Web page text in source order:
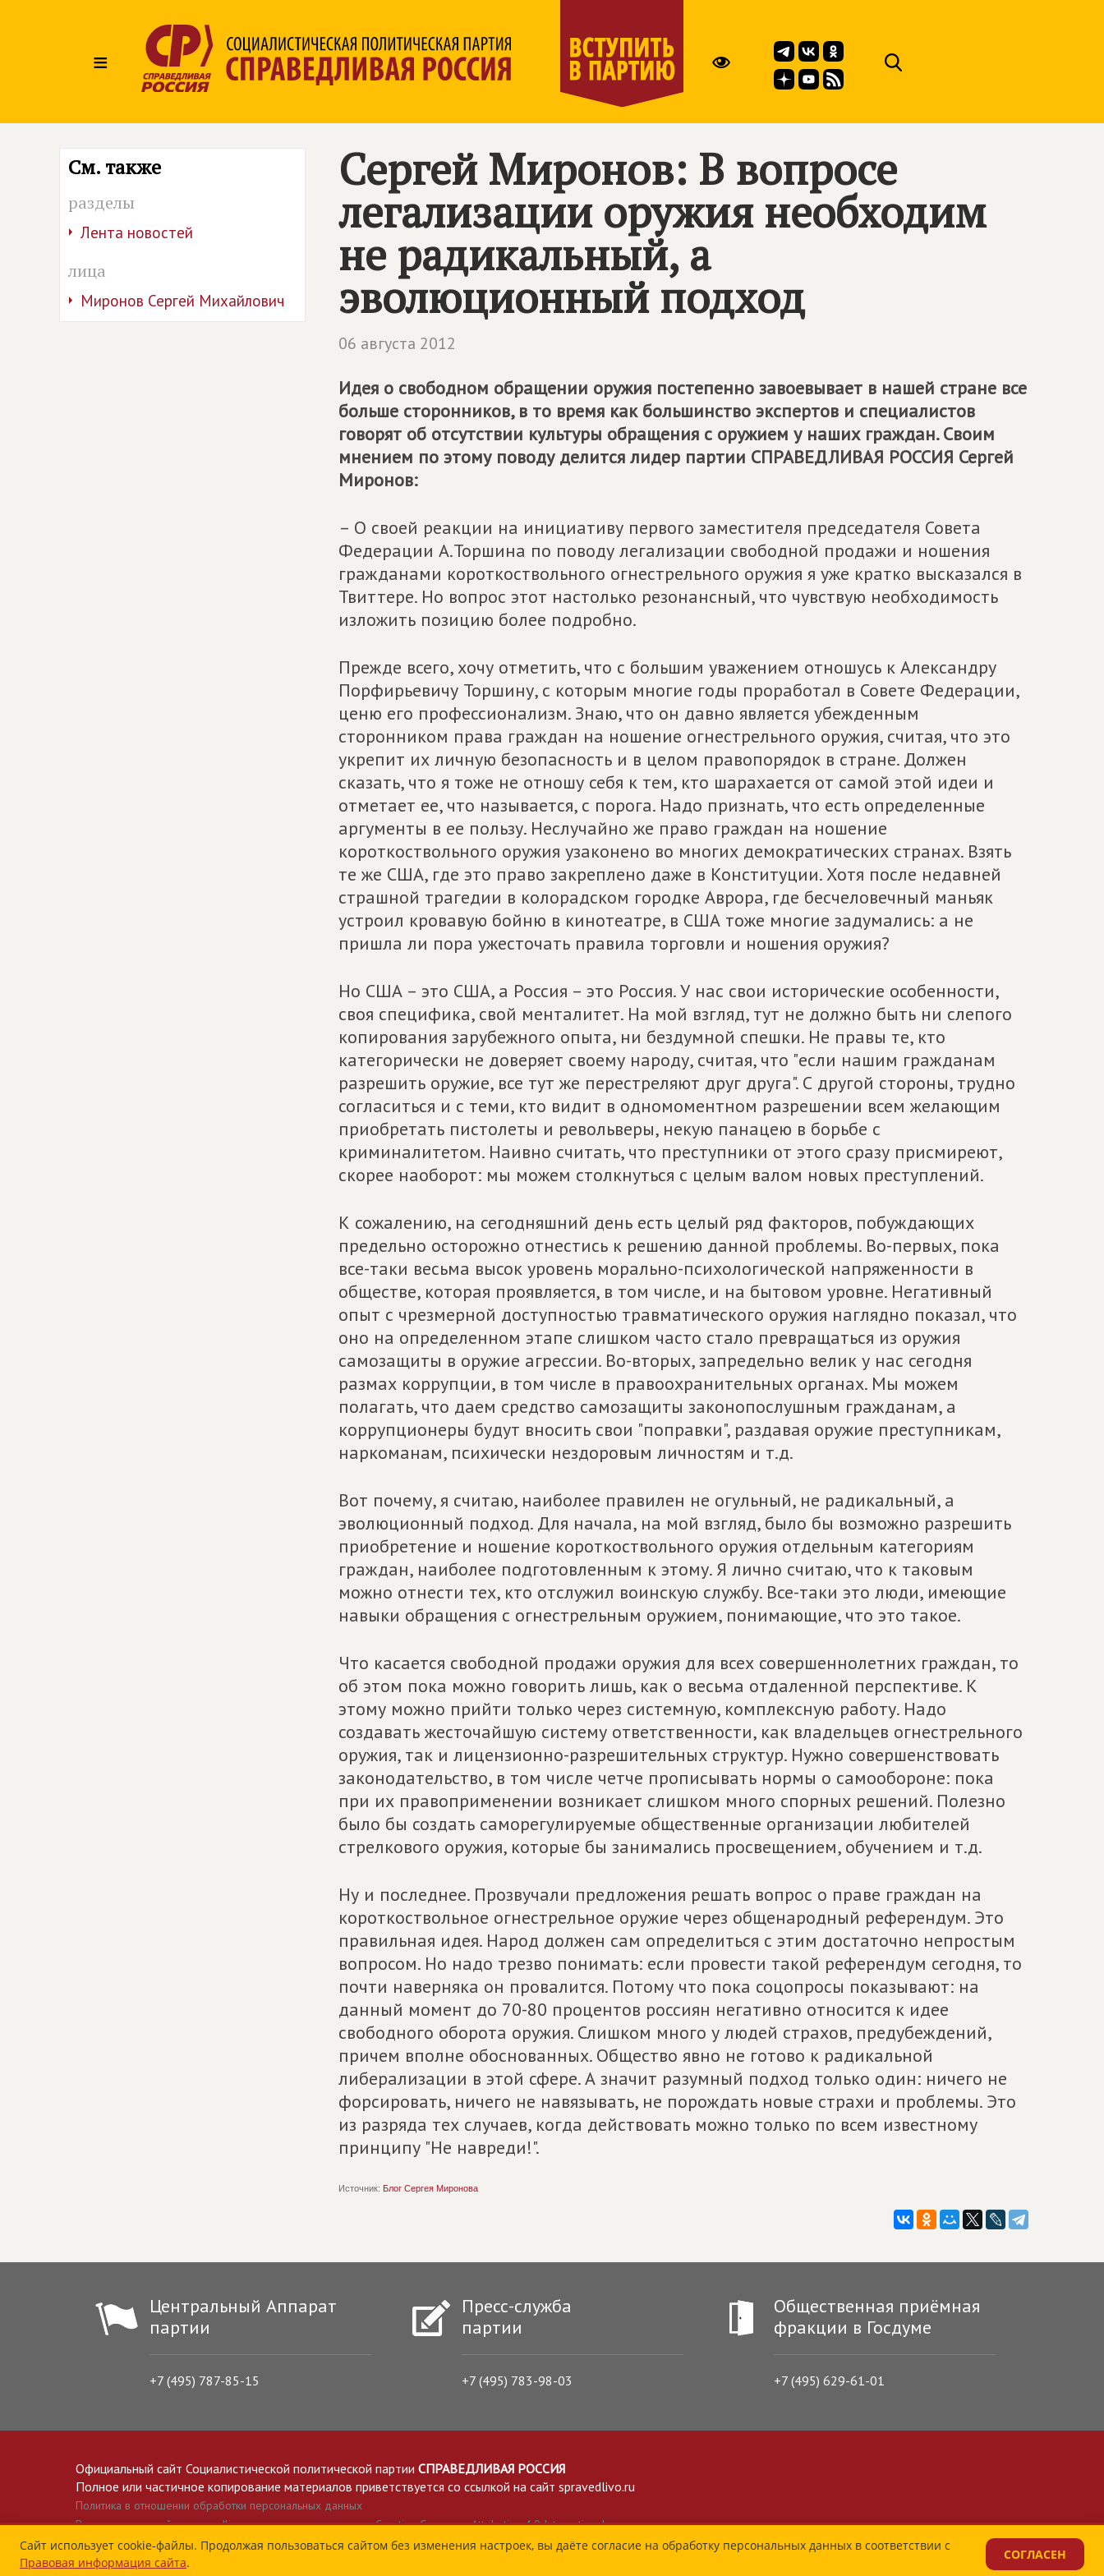
≡
См. также
разделы
Лента новостей
лица
Миронов Сергей Михайлович
Сергей Миронов: В вопросе
легализации оружия необходим
не радикальный, а
эволюционный подход
06 августа 2012
Идея о свободном обращении оружия постепенно завоевывает в нашей стране все
больше сторонников, в то время как большинство экспертов и специалистов
говорят об отсутствии культуры обращения с оружием у наших граждан. Своим
мнением по этому поводу делится лидер партии СПРАВЕДЛИВАЯ РОССИЯ Сергей
Миронов:
– О своей реакции на инициативу первого заместителя председателя Совета
Федерации А.Торшина по поводу легализации свободной продажи и ношения
гражданами короткоствольного огнестрельного оружия я уже кратко высказался в
Твиттере. Но вопрос этот настолько резонансный, что чувствую необходимость
изложить позицию более подробно.
Прежде всего, хочу отметить, что с большим уважением отношусь к Александру
Порфирьевичу Торшину, с которым многие годы проработал в Совете Федерации,
ценю его профессионализм. Знаю, что он давно является убежденным
сторонником права граждан на ношение огнестрельного оружия, считая, что это
укрепит их личную безопасность и в целом правопорядок в стране. Должен
сказать, что я тоже не отношу себя к тем, кто шарахается от самой этой идеи и
отметает ее, что называется, с порога. Надо признать, что есть определенные
аргументы в ее пользу. Неслучайно же право граждан на ношение
короткоствольного оружия узаконено во многих демократических странах. Взять
те же США, где это право закреплено даже в Конституции. Хотя после недавней
страшной трагедии в колорадском городке Аврора, где бесчеловечный маньяк
устроил кровавую бойню в кинотеатре, в США тоже многие задумались: а не
пришла ли пора ужесточать правила торговли и ношения оружия?
Но США – это США, а Россия – это Россия. У нас свои исторические особенности,
своя специфика, свой менталитет. На мой взгляд, тут не должно быть ни слепого
копирования зарубежного опыта, ни бездумной спешки. Не правы те, кто
категорически не доверяет своему народу, считая, что "если нашим гражданам
разрешить оружие, все тут же перестреляют друг друга". С другой стороны, трудно
согласиться и с теми, кто видит в одномоментном разрешении всем желающим
приобретать пистолеты и револьверы, некую панацею в борьбе с
криминалитетом. Наивно считать, что преступники от этого сразу присмиреют,
скорее наоборот: мы можем столкнуться с целым валом новых преступлений.
К сожалению, на сегодняшний день есть целый ряд факторов, побуждающих
предельно осторожно отнестись к решению данной проблемы. Во-первых, пока
все-таки весьма высок уровень морально-психологической напряженности в
обществе, которая проявляется, в том числе, и на бытовом уровне. Негативный
опыт с чрезмерной доступностью травматического оружия наглядно показал, что
оно на определенном этапе слишком часто стало превращаться из оружия
самозащиты в оружие агрессии. Во-вторых, запредельно велик у нас сегодня
размах коррупции, в том числе в правоохранительных органах. Мы можем
полагать, что даем средство самозащиты законопослушным гражданам, а
коррупционеры будут вносить свои "поправки", раздавая оружие преступникам,
наркоманам, психически нездоровым личностям и т.д.
Вот почему, я считаю, наиболее правилен не огульный, не радикальный, а
эволюционный подход. Для начала, на мой взгляд, было бы возможно разрешить
приобретение и ношение короткоствольного оружия отдельным категориям
граждан, наиболее подготовленным к этому. Я лично считаю, что к таковым
можно отнести тех, кто отслужил воинскую службу. Все-таки это люди, имеющие
навыки обращения с огнестрельным оружием, понимающие, что это такое.
Что касается свободной продажи оружия для всех совершеннолетних граждан, то
об этом пока можно говорить лишь, как о весьма отдаленной перспективе. К
этому можно прийти только через системную, комплексную работу. Надо
создавать жесточайшую систему ответственности, как владельцев огнестрельного
оружия, так и лицензионно-разрешительных структур. Нужно совершенствовать
законодательство, в том числе четче прописывать нормы о самообороне: пока
при их правоприменении возникает слишком много спорных решений. Полезно
было бы создать саморегулируемые общественные организации любителей
стрелкового оружия, которые бы занимались просвещением, обучением и т.д.
Ну и последнее. Прозвучали предложения решать вопрос о праве граждан на
короткоствольное огнестрельное оружие через общенародный референдум. Это
правильная идея. Народ должен сам определиться с этим достаточно непростым
вопросом. Но надо трезво понимать: если провести такой референдум сегодня, то
почти наверняка он провалится. Потому что пока соцопросы показывают: на
данный момент до 70-80 процентов россиян негативно относится к идее
свободного оборота оружия. Слишком много у людей страхов, предубеждений,
причем вполне обоснованных. Общество явно не готово к радикальной
либерализации в этой сфере. А значит разумный подход только один: ничего не
форсировать, ничего не навязывать, не порождать новые страхи и проблемы. Это
из разряда тех случаев, когда действовать можно только по всем известному
принципу "Не навреди!".
Источник: Блог Сергея Миронова
Центральный Аппарат
партии
+7 (495) 787-85-15
Пресс-служба
партии
+7 (495) 783-98-03
Общественная приёмная
фракции в Госдуме
+7 (495) 629-61-01
Официальный сайт Социалистической политической партии СПРАВЕДЛИВАЯ РОССИЯ
Полное или частичное копирование материалов приветствуется со ссылкой на сайт spravedlivo.ru
Политика в отношении обработки персональных данных
Все материалы сайта spravedlivo.ru доступны по лицензии Creative Commons Attribution 4.0 International
Сайт использует cookie-файлы. Продолжая пользоваться сайтом без изменения настроек, вы даёте согласие на обработку персональных данных в соответствии с
Правовая информация сайта.
СОГЛАСЕН